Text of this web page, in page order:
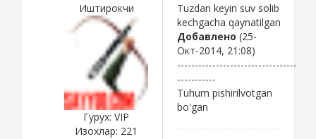
Иштирокчи
Гурух: VIP
Изохлар: 221
Tuzdan keyin suv solib
kechgacha qaynatilgan
Добавлено (25-
Окт-2014, 21:08)
----------------------------------
-----------
Tuhum pishirilvotgan
bo'gan